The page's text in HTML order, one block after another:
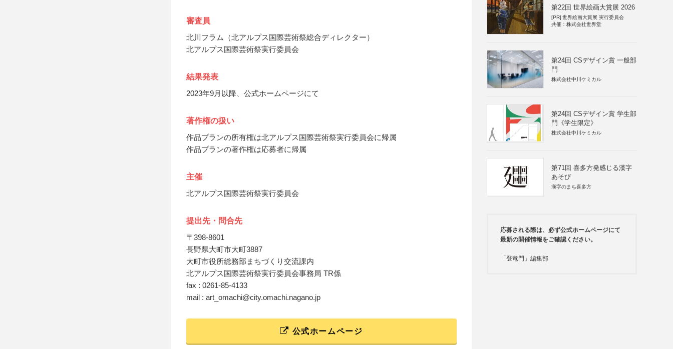
審査員
北川フラム（北アルプス国際芸術祭総合ディレクター）
北アルプス国際芸術祭実行委員会
結果発表
2023年9月以降、公式ホームページにて
著作権の扱い
作品プランの所有権は北アルプス国際芸術祭実行委員会に帰属
作品プランの著作権は応募者に帰属
主催
北アルプス国際芸術祭実行委員会
提出先・問合先
〒398-8601
長野県大町市大町3887
大町市役所総務部まちづくり交流課内
北アルプス国際芸術祭実行委員会事務局 TR係
fax : 0261-85-4133
mail : art_omachi@city.omachi.nagano.jp
公式ホームページ
第22回 世界絵画大賞展 2026
[PR] 世界絵画大賞展 実行委員会
共催：株式会社世界堂
第24回 CSデザイン賞 一般部
門
株式会社中川ケミカル
第24回 CSデザイン賞 学生部
門《学生限定》
株式会社中川ケミカル
第71回 喜多方発感じる漢字
あそび
漢字のまち喜多方
応募される際は、必ず公式ホームページにて
最新の開催情報をご確認ください。
「登竜門」編集部